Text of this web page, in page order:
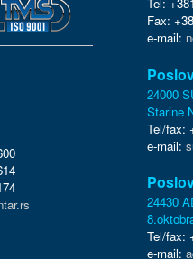
Fax:
e-mail:
24000
Starine
Tel/fax:
e-mail:
24430
Tel/fax:
e-mail: